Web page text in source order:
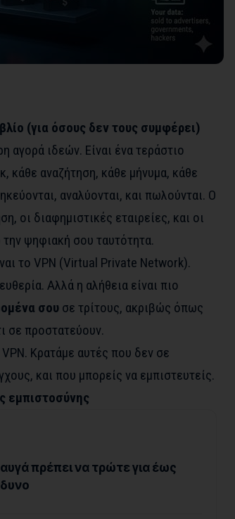
(για όσους δεν τους συμφέρει)
αγορά ιδεών. Είναι ένα τεράστιο
κάθε αναζήτηση, κάθε μήνυμα, κάθε
αναλύονται, και πωλούνται. Ο
οι διαφημιστικές εταιρείες, και οι
ψηφιακή σου ταυτότητα.
το VPN (Virtual Private Network).
Αλλά η αλήθεια είναι πιο
σουσε τρίτους, ακριβώς όπως
σε προστατεύουν.
Κρατάμε αυτές που δεν σε
και που μπορείς να εμπιστευτείς.
εμπιστοσύνης
πρέπει να τρώτε για έως